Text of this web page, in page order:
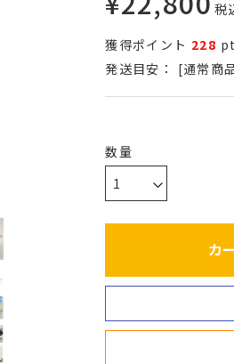
税
獲得ポイント 228 pt
発送目安：
[通常商
カ